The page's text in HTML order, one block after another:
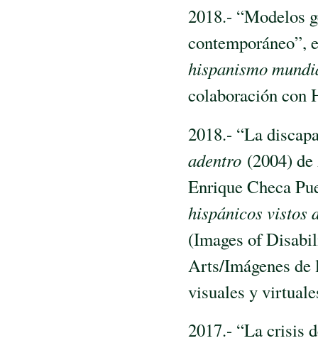
2018.- “Modelos
hispanismo
colaboración con
2018.- “La
adentro (2004)
Enrique Checa
hispánicos vistos
(Images of
Arts/Imágenes
visuales y
2017.- “La crisis